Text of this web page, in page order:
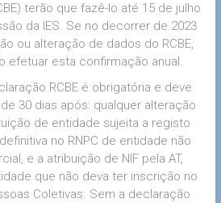
terão que fazê-lo até 15 de julho
da IES. Se no decorrer de 2023
ou alteração de dados do RCBE,
efetuar esta confirmação anual.
RCBE é obrigatória e deve
30 dias após: qualquer alteração
de entidade sujeita a registo
no RNPC de entidade não
e a atribuição de NIF pela AT,
que não deva ter inscrição no
Coletivas. Sem a declaração